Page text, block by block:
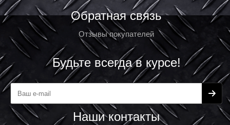
Обратная связь
Отзывы покупателей
Будьте всегда в курсе!
Наши контакты